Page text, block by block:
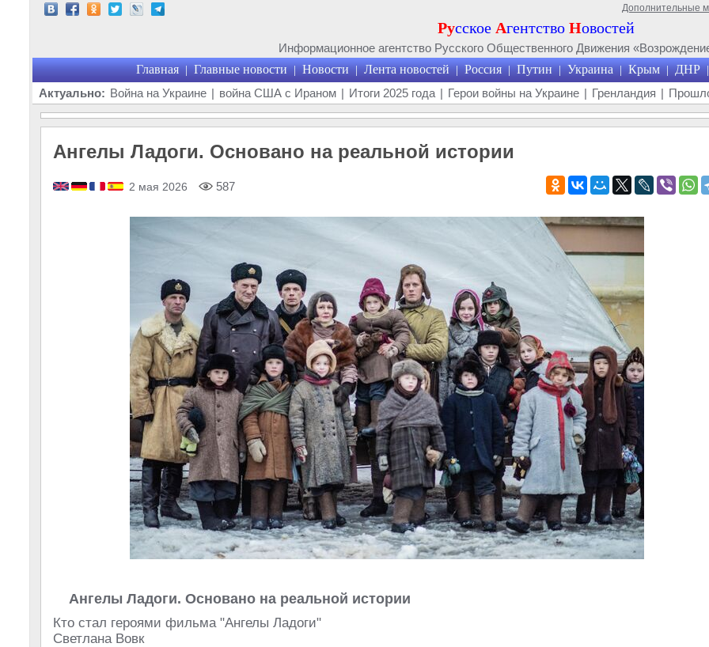
Дополнительные
Русское Агентство Новостей
Информационное агентство Русского Общественного Движения
Главная | Главные новости | Новости | Лента новостей | Россия | Путин | Украина | Крым | ДНР |
Актуально: Война на Украине | война США с Ираном | Итоги 2025 года | Герои войны на Украине | Гренландия |
Ангелы Ладоги. Основано на реальной истории
2 мая 2026 587
Ангелы Ладоги. Основано на реальной истории
Кто стал героями фильма "Ангелы Ладоги"
Светлана Вовк